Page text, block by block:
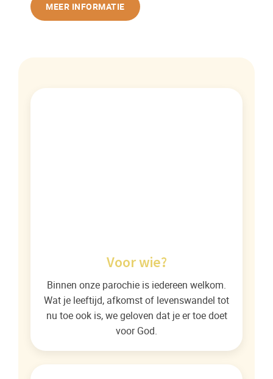
MEER INFORMATIE
Voor wie?
Binnen onze parochie is iedereen welkom.
Wat je leeftijd, afkomst of levenswandel tot
nu toe ook is, we geloven dat je er toe doet
voor God.